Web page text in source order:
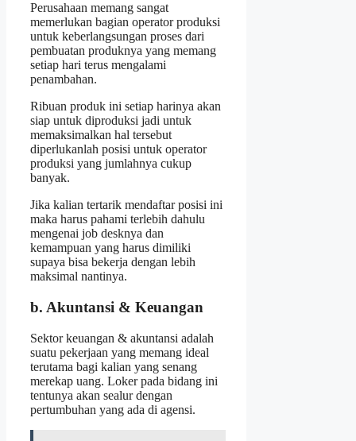
Perusahaan memang sangat
memerlukan bagian operator produksi
untuk keberlangsungan proses dari
pembuatan produknya yang memang
setiap hari terus mengalami
penambahan.
Ribuan produk ini setiap harinya akan
siap untuk diproduksi jadi untuk
memaksimalkan hal tersebut
diperlukanlah posisi untuk operator
produksi yang jumlahnya cukup
banyak.
Jika kalian tertarik mendaftar posisi ini
maka harus pahami terlebih dahulu
mengenai job desknya dan
kemampuan yang harus dimiliki
supaya bisa bekerja dengan lebih
maksimal nantinya.
b. Akuntansi & Keuangan
Sektor keuangan & akuntansi adalah
suatu pekerjaan yang memang ideal
terutama bagi kalian yang senang
merekap uang. Loker pada bidang ini
tentunya akan sealur dengan
pertumbuhan yang ada di agensi.